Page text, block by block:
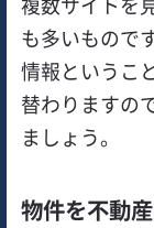
も多いもので
情報というこ
替わりますの
ましょう。
物件を不動